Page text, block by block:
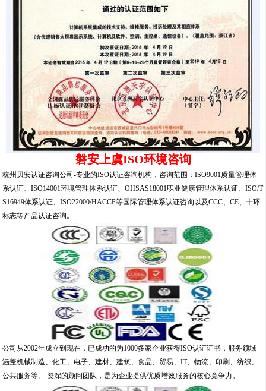
磐安上虞ISO环境咨询
杭州贝安认证咨询公司-专业的ISO认证咨询机构，咨询范围：ISO9001质量管理体
系认证、ISO14001环境管理体系认证、OHSAS18001职业健康管理体系认证、ISO/T
S16949体系认证、ISO22000/HACCP等国际管理体系认证咨询以及CCC、CE、十环
标志等产品认证咨询。
公司从2002年成立到现在，已成功的为1000多家企业获得ISO认证证书，服务领域
涵盖机械制造、化工、电子、建材、建筑、食品、贸易、IT、物流、印刷、纺织、
公共服务等。 资深的顾问团队，是为企业提供优质增效服务的核心竟争力。